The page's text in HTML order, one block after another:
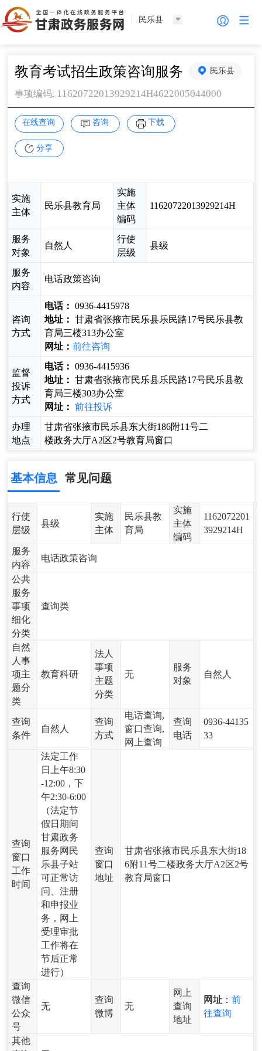
民乐县
教育考试招生政策咨询服务 民乐县
事项编码: 11620722013929214H4622005044000
在线查询 咨询 下载
分享
实施
主体
民乐县教育局
实施
主体
编码
11620722013929214H
服务
对象
自然人
行使
层级
县级
服务
内容
电话政策咨询
咨询
方式
电话： 0936-4415978
地址： 甘肃省张掖市民乐县乐民路17号民乐县教
育局三楼313办公室
网址：前往咨询
监督
投诉
方式
电话： 0936-4415936
地址： 甘肃省张掖市民乐县乐民路17号民乐县教
育局三楼303办公室
网址：
前往投诉
办理
地点
甘肃省张掖市民乐县东大街186附11号二
楼政务大厅A2区2号教育局窗口
基本信息 常见问题
行使
层级
县级
实施
主体
民乐县教
育局
实施
主体
编码
1162072201
3929214H
服务
内容
电话政策咨询
公共
服务
事项
细化
分类
查询类
自然
人事
项主
题分
类
教育科研
法人
事项
主题
分类
无
服务
对象
自然人
查询
条件
自然人
查询
方式
电话查询,
窗口查询,
网上查询
查询
电话
0936-44135
33
查询
窗口
工作
时间
法定工作
日上午8:30
-12:00，下
午2:30-6:00
（法定节
假日期间
甘肃政务
服务网民
乐县子站
可正常访
问、注册
和申报业
务，网上
受理审批
工作将在
节后正常
进行）
查询
窗口
地址
甘肃省张掖市民乐县东大街18
6附11号二楼政务大厅A2区2号
教育局窗口
查询
微信
公众
号
无
查询
微博
无
网上
查询
地址
网址 ：前
往查询
其他